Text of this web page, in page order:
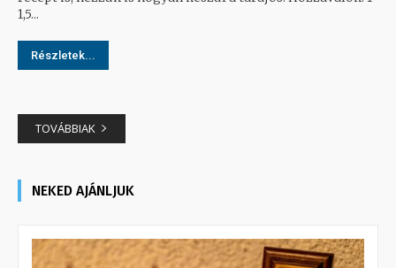
1,5...
Részletek...
TOVÁBBIAK
NEKED AJÁNLJUK